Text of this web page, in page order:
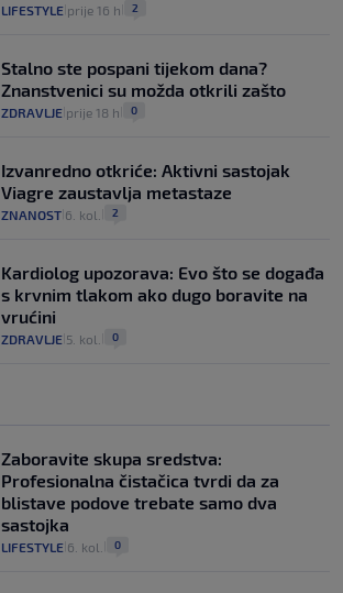
LIFESTYLE prije 16 h 2
Stalno ste pospani tijekom dana?
Znanstvenici su možda otkrili zašto
ZDRAVLJE prije 18 h 0
Izvanredno otkriće: Aktivni sastojak
Viagre zaustavlja metastaze
ZNANOST 6. kol. 2
Kardiolog upozorava: Evo što se događa
s krvnim tlakom ako dugo boravite na
vrućini
ZDRAVLJE 5. kol. 0
Zaboravite skupa sredstva:
Profesionalna čistačica tvrdi da za
blistave podove trebate samo dva
sastojka
LIFESTYLE 6. kol. 0